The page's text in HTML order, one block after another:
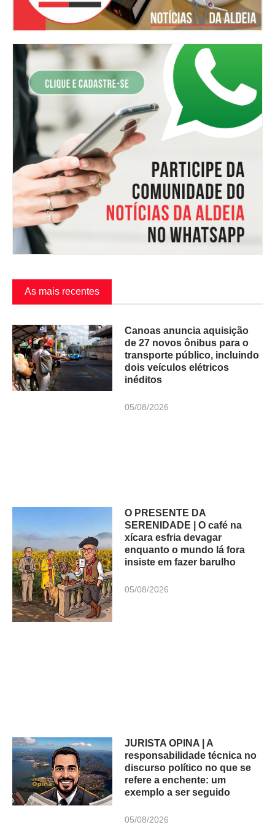
As mais recentes
Canoas anuncia aquisição
de 27 novos ônibus para o
transporte público, incluindo
dois veículos elétricos
inéditos
05/08/2026
O PRESENTE DA
SERENIDADE | O café na
xícara esfria devagar
enquanto o mundo lá fora
insiste em fazer barulho
05/08/2026
JURISTA OPINA | A
responsabilidade técnica no
discurso político no que se
refere a enchente: um
exemplo a ser seguido
05/08/2026